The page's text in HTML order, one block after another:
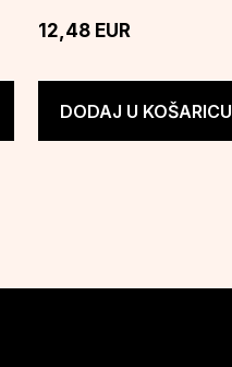
12,48 EUR
DODAJ U KOŠARICU